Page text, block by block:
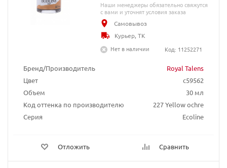
Бренд/Производитель
Royal Talens
Цвет
c59562
Объем
30 мл
Код оттенка по производителю
227 Yellow ochre
Серия
Ecoline
Отложить Сравнить
Наши менеджеры обязательно свяжутся
с вами и уточнят условия заказа
Самовывоз
Курьер, ТК
Нет в наличии
Код: 11252271